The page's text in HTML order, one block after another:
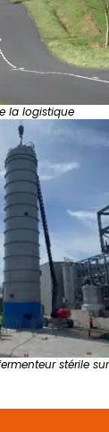
la logistique
stérile